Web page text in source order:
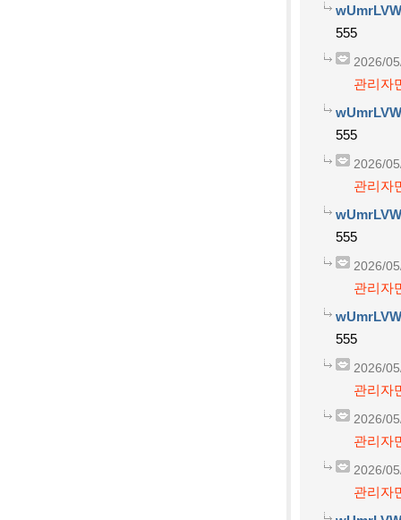
555
2026/
관리자
555
2026/
관리자
555
2026/
관리자
555
2026/
관리자
2026/
관리자
2026/
관리자